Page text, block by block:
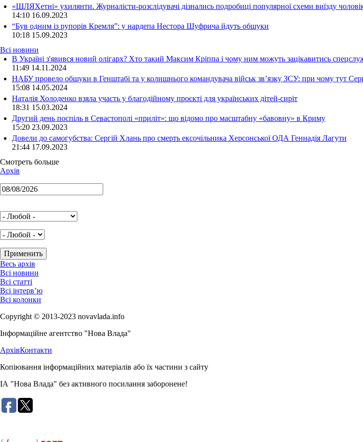
«ШЛЯХетні» ухилянти. Журналісти-розслідувачі дізнались подробиці популярної схеми виїзду
14:10 16.09.2023
“Був одним із рупорів Кремля”: у нардепа Нестора Шуфрича йдуть обшуки
10:18 15.09.2023
Всі новини
В Україні з'явився новий олігарх? Хто такий Максим Кріппа і чому ним можуть зацікавитись
11:49 14.11.2024
НАБУ провело обшуки в Генштабі та у колишнього командувача військ зв’язку ЗСУ: при чому тут
15:08 14.05.2024
Наталія Холоденко взяла участь у благодійному проєкті для українських дітей-сиріт
18:31 15.03.2024
Другий день поспіль в Севастополі «приліт»: що відомо про масштабну «бавовну» в Криму
15:20 23.09.2023
Довели до самогубства: Сергій Хлань про смерть ексочільника Херсонської ОДА Геннадія Лагути
21:44 17.09.2023
Смотреть больше
Архів
Весь архів
Всі новини
Всі статті
Всі інтерв’ю
Всі колонки
Copyright © 2013-2023 novavlada.info
Інформаційне агентство "Нова Влада"
АрхівКонтакти
Копіювання інформаційних матеріалів або їх частини з сайту
ІА "Нова Влада" без активного посилання заборонене!